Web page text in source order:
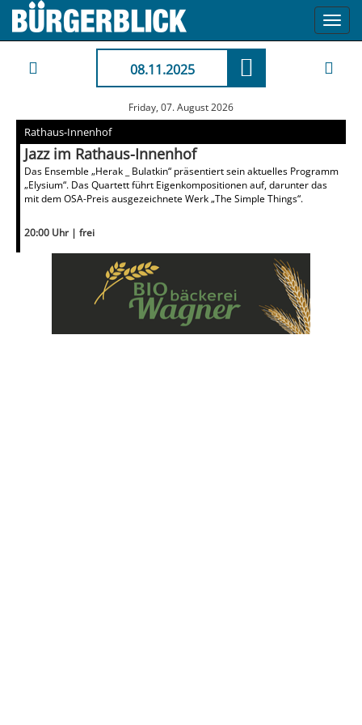
08.11.2025
Friday, 07. August 2026
Rathaus-Innenhof
Jazz im Rathaus-Innenhof
Das Ensemble „Herak _ Bulatkin“ präsentiert sein aktuelles Programm
„Elysium“. Das Quartett führt Eigenkompositionen auf, darunter das
mit dem OSA-Preis ausgezeichnete Werk „The Simple Things“.
20:00 Uhr | frei